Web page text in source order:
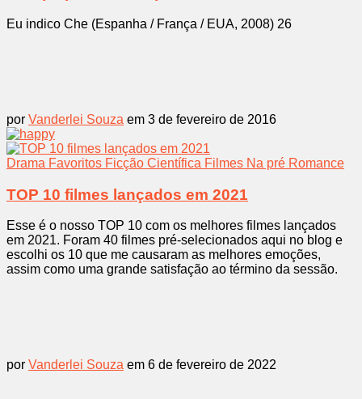
Eu indico Che (Espanha / França / EUA, 2008) 26
por Vanderlei Souza em 3 de fevereiro de 2016
Drama Favoritos Ficção Científica Filmes Na pré Romance
TOP 10 filmes lançados em 2021
Esse é o nosso TOP 10 com os melhores filmes lançados
em 2021. Foram 40 filmes pré-selecionados aqui no blog e
escolhi os 10 que me causaram as melhores emoções,
assim como uma grande satisfação ao término da sessão.
por Vanderlei Souza em 6 de fevereiro de 2022